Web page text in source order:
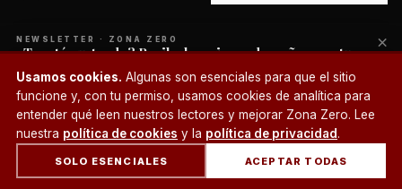
© 2026 Zona Zero Media. Todos los derechos reservados.
Usamos cookies. Algunas son esenciales para que el sitio
funcione y, con tu permiso, usamos cookies de analítica para
entender qué leen nuestros lectores y mejorar Zona Zero. Lee
nuestra política de cookies y la política de privacidad.
SOLO ESENCIALES ACEPTAR TODAS
¿Un café?
INICIO SECCIONES BUSCAR CUENTA
NEWSLETTER · ZONA ZERO
¿Te está gustando? Recibe lo mejor cada mañana en tu
correo.
SUSCRIBIRME
×